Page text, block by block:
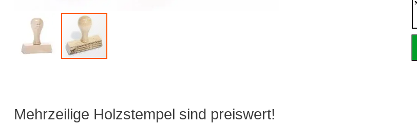
Mehrzeilige Holzstempel sind preiswert!